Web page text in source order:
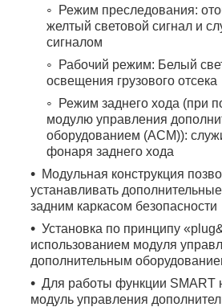
Режим преследования:
желтый световой сигнал и
сигналом
Рабочий режим: Белый
освещения грузового отсека
Режим заднего хода (при
модулю управления
оборудованием (ACM)):
фонаря заднего хода
Модульная конструкция
устанавливать
задним каркасом безопасности
Установка по принципу
использованием модуля
дополнительным
Для работы функции SMART
модуль управления